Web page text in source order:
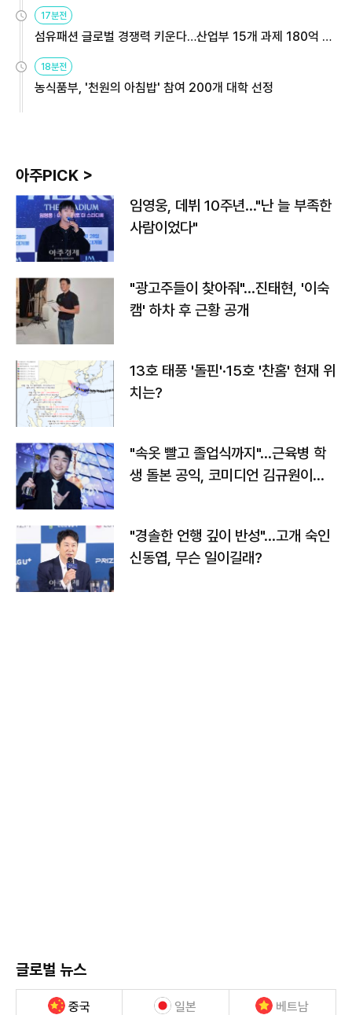
17분전
섬유패션 글로벌 경쟁력 키운다…산업부 15개 과제 180억 지
원
18분전
농식품부, '천원의 아침밥' 참여 200개 대학 선정
아주PICK >
임영웅, 데뷔 10주년…"난 늘 부족한
사람이었다"
"광고주들이 찾아줘"…진태현, '이숙
캠' 하차 후 근황 공개
13호 태풍 '돌핀'·15호 '찬홈' 현재 위
치는?
"속옷 빨고 졸업식까지"…근육병 학
생 돌본 공익, 코미디언 김규원이었
"경솔한 언행 깊이 반성"…고개 숙인
신동엽, 무슨 일이길래?
글로벌 뉴스
중국 일본 베트남